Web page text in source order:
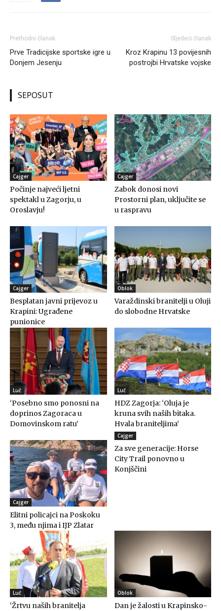
Prethodni članak
Prve Tradicijske sportske igre u
Donjem Jesenju
Sljedeći članak
Kroz Krapinu 13 povijesnih
postrojbi Hrvatske vojske
SEPOSUT
Cajger
Počinje najveći ljetni
spektakl u Zagorju, u
Oroslavju!
Cajger
Zabok donosi novi
Prostorni plan, uključite se
u raspravu
Cajger
Besplatan javni prijevoz u
Krapini: Ugrađene
punionice
Oblok
Varaždinski branitelji u Oluji
do slobodne Hrvatske
Luč
‘Posebno smo ponosni na
doprinos Zagoraca u
Domovinskom ratu’
Luč
HDZ Zagorja: ‘Oluja je
kruna svih naših bitaka.
Hvala braniteljima’
Cajger
Elitni policajci na Poskoku
3, među njima i IJP Zlatar
Cajger
Za sve generacije: Horse
City Trail ponovno u
Konjščini
Luč
‘Žrtvu naših branitelja
Oblok
Dan je žalosti u Krapinsko-